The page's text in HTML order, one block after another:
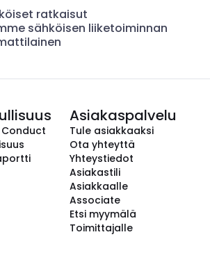
ratkaisut
sähköisen liiketoiminnan
Asiakaspalvelu
Tule asiakkaaksi
Ota yhteyttä
Yhteystiedot
Asiakastili
Asiakkaalle
Associate
Etsi myymälä
Toimittajalle